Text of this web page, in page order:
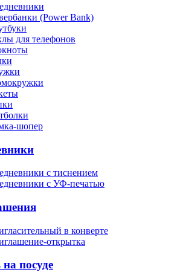
(Power Bank)
для телефонов
шопер
с тиснением
с УФ-печатью
в конверте
открытка
посуде